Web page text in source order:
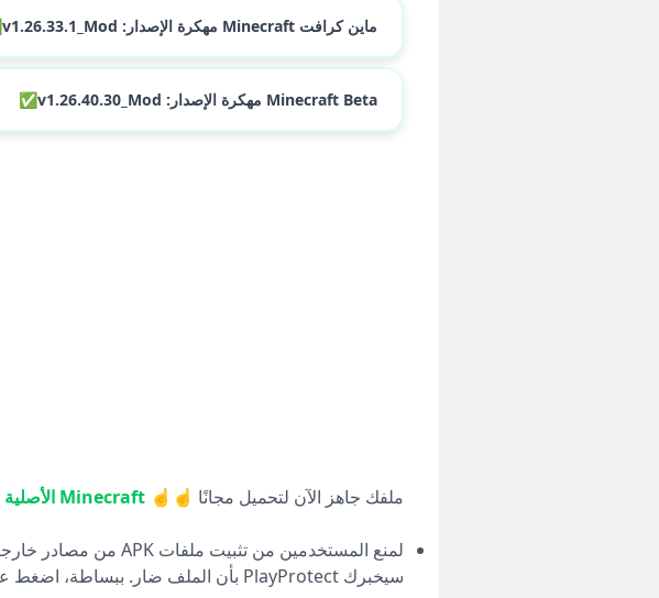
ماين كرافت Minecraft مهكرة الإصدار: v1.26.33.1_Mod✅
Minecraft Beta مهكرة الإصدار: v1.26.40.30_Mod✅
ملفك جاهز الآن لتحميل مجانًا ☝️☝️ Minecraft الأصلية
سيخبرك PlayProtect بأن الملف ضار. ببساطة، اضغط على "التثبيت على أي حال.